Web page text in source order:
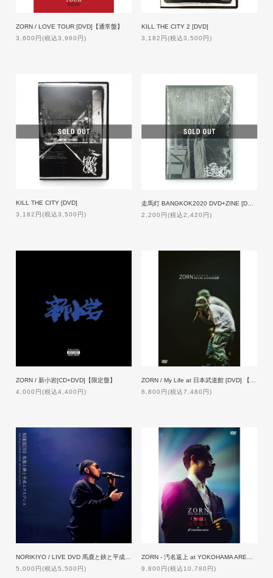
ZORN / LOVE TOUR [DVD]【通常盤】
3,600円(税込3,960円)
KILL THE CITY 2 [DVD]
3,182円(税込3,500円)
KILL THE CITY [DVD]
3,182円(税込3,500円)
2,200円(税込2,420円)
ZORN / 新小岩[CD+DVD]【限定盤】
4,000円(税込4,400円)
6,800円(税込7,480円)
5,000円(税込5,500円)
9,800円(税込10,780円)